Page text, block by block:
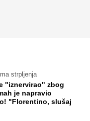
strpljenja
"iznervirao" zbog
je napravio
"Florentino, slušaj